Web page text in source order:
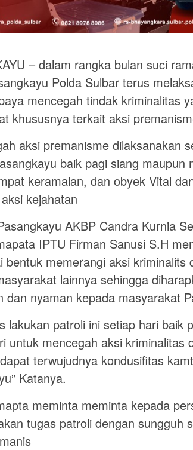
– dalam rangka bulan suci
Polda Sulbar terus
mencegah tindak kriminalitas
khususnya terkait aksi
aksi premanisme dilaksanakan
baik pagi siang maupun
keramaian, dan obyek Vital
kejahatan
AKBP Candra Kurnia
IPTU Firman Sanusi S.H
bentuk memerangi aksi
lainnya sehingga
dan nyaman kepada masyarakat
lakukan patroli ini setiap hari baik
untuk mencegah aksi kriminalitas
terwujudnya kondusifitas
Katanya.
meminta meminta kepada
tugas patroli dengan sungguh